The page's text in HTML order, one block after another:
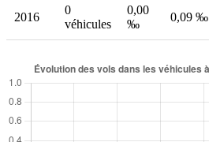
2016
0
véhicules
0,00
‰
0,09 ‰